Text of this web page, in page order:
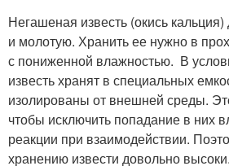
Негашеная известь (окись
и молотую. Хранить ее нужно в
с пониженной влажностью. В
известь хранят в специальных
изолированы от внешней среды.
чтобы исключить попадание в них
реакции при взаимодействии.
хранению извести довольно высоки.